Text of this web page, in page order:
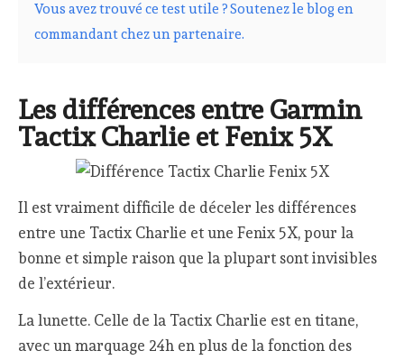
Vous avez trouvé ce test utile ? Soutenez le blog en
commandant chez un partenaire.
Les différences entre Garmin
Tactix Charlie et Fenix 5X
Il est vraiment difficile de déceler les différences
entre une Tactix Charlie et une Fenix 5X, pour la
bonne et simple raison que la plupart sont invisibles
de l’extérieur.
La lunette. Celle de la Tactix Charlie est en titane,
avec un marquage 24h en plus de la fonction des